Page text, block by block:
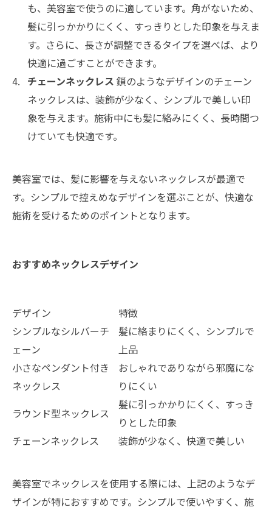
も、美容室で使うのに適しています。角がないため、
髪に引っかかりにくく、すっきりとした印象を与えま
す。さらに、長さが調整できるタイプを選べば、より
快適に過ごすことができます。
チェーンネックレス 鎖のようなデザインのチェーン
ネックレスは、装飾が少なく、シンプルで美しい印
象を与えます。施術中にも髪に絡みにくく、長時間つ
けていても快適です。
美容室では、髪に影響を与えないネックレスが最適で
す。シンプルで控えめなデザインを選ぶことが、快適な
施術を受けるためのポイントとなります。
おすすめネックレスデザイン
デザイン
特徴
シンプルなシルバーチ
ェーン
髪に絡まりにくく、シンプルで
上品
小さなペンダント付き
ネックレス
おしゃれでありながら邪魔にな
りにくい
ラウンド型ネックレス
髪に引っかかりにくく、すっき
りとした印象
チェーンネックレス
装飾が少なく、快適で美しい
美容室でネックレスを使用する際には、上記のようなデ
ザインが特におすすめです。シンプルで使いやすく、施